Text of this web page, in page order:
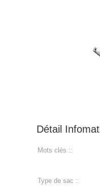
Détail
Mots clés ::
Type de sac ::